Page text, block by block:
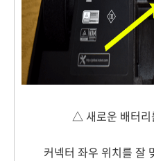
△ 새로운 배터리
커넥터 좌우 위치를 잘